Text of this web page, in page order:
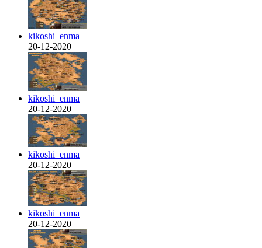
kikoshi_enma
20-12-2020
kikoshi_enma
20-12-2020
kikoshi_enma
20-12-2020
kikoshi_enma
20-12-2020